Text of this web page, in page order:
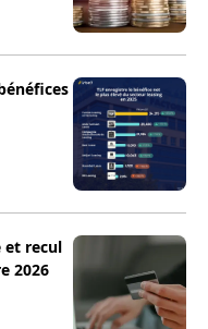
et recul
2026